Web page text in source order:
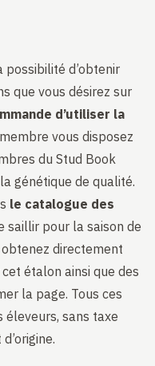
possibilité d’obtenir
que vous désirez sur
d’utiliser la
vous disposez
du Stud Book
génétique de qualité.
le catalogue des
saillir pour la saison de
directement
étalon ainsi que des
la page. Tous ces
sans taxe